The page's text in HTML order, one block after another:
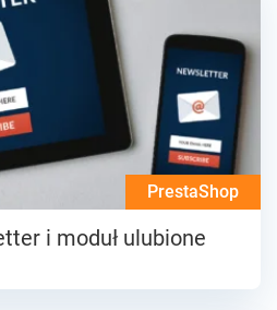
PrestaShop
i moduł ulubione